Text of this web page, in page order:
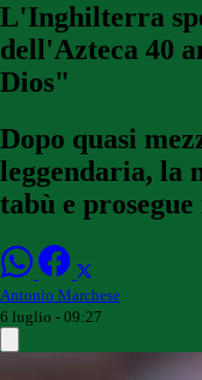
L'Inghilterra
dell'Azteca 40
Dios"
Dopo quasi
leggendaria, la
tabù e
Antonio Marchese
6 luglio - 09:27